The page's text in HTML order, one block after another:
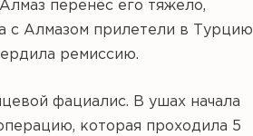
перенёс его тяжело,
с Алмазом прилетели в Турцию
ремиссию.
фациалис. В ушах начала
которая проходила 5